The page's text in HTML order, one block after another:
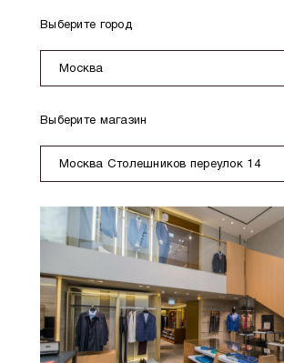
Выберите город
Москва
Выберите магазин
Москва Столешников переулок 14